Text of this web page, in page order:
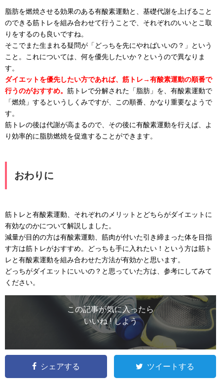
脂肪を燃焼させる効果のある有酸素運動と、基礎代謝を上げること
のできる筋トレを組み合わせて行うことで、それぞれのいいとこ取
りをするのも良いですね。
そこでまた生まれる疑問が「どっちを先にやればいいの？」という
こと。これについては、何を優先したいか？というので異なりま
す。
ダイエットを優先したい方であれば、筋トレ→有酸素運動の順番で
行うのがおすすめ。 筋トレで分解された「脂肪」を、有酸素運動で
「燃焼」するというしくみですが、この順番、かなり重要なようで
す。
筋トレの後は代謝が高まるので、その後に有酸素運動を行えば、よ
り効率的に脂肪燃焼を促進することができます。
おわりに
筋トレと有酸素運動、それぞれのメリットとどちらがダイエットに
有効なのかについて解説しました。
減量が目的の方は有酸素運動、筋肉が付いた引き締まった体を目指
す方は筋トレがおすすめ。どっちも手に入れたい！という方は筋ト
レと有酸素運動を組み合わせた方法が有効かと思います。
どっちがダイエットにいいの？と思っていた方は、参考にしてみて
ください。
この記事が気に入ったら
いいね ! しよう
シェアする ツイートする